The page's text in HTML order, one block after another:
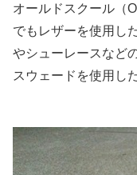
オールドスクール（
でもレザーを使用し
やシューレースなど
スウェードを使用し